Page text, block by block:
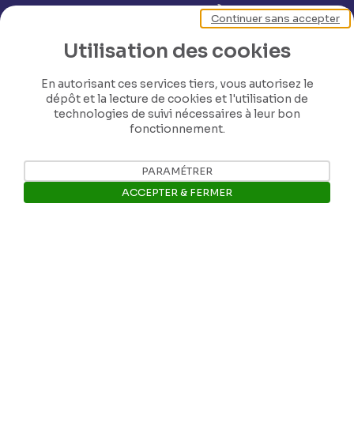
Nos coordonnées
E-mail: info@museerops.be
Utilisation des cookies
En autorisant ces services tiers, vous autorisez le
dépôt et la lecture de cookies et l'utilisation de
technologies de suivi nécessaires à leur bon
fonctionnement.
Continuer sans accepter
PARAMÉTRER
ACCEPTER & FERMER